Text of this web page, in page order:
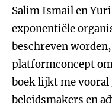
Salim Ismail en Yuri
exponentiële
beschreven
platformconcept
boek lijkt me
beleidsmakers en